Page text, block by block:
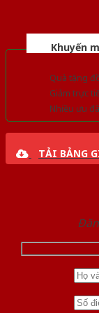
Khuyến
Quà tặng
Giảm trực
Nhiều ưu
TẢI BẢNG